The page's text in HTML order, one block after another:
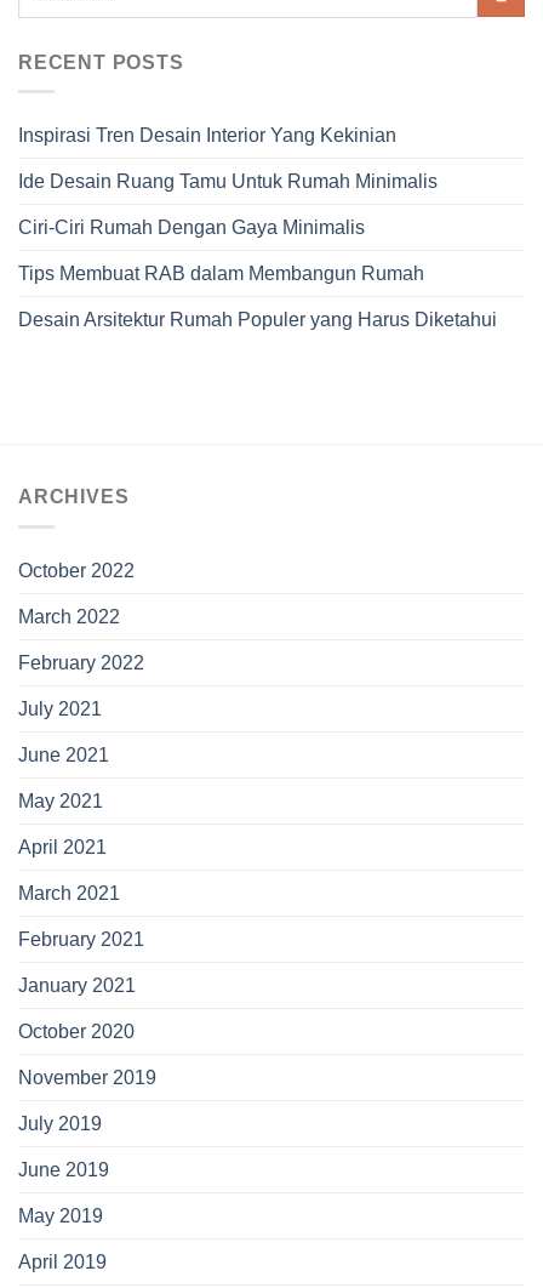
RECENT POSTS
Inspirasi Tren Desain Interior Yang Kekinian
Ide Desain Ruang Tamu Untuk Rumah Minimalis
Ciri-Ciri Rumah Dengan Gaya Minimalis
Tips Membuat RAB dalam Membangun Rumah
Desain Arsitektur Rumah Populer yang Harus Diketahui
ARCHIVES
October 2022
March 2022
February 2022
July 2021
June 2021
May 2021
April 2021
March 2021
February 2021
January 2021
October 2020
November 2019
July 2019
June 2019
May 2019
April 2019